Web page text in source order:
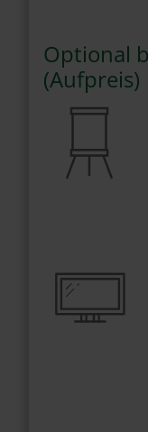
Optional
(Aufpreis)